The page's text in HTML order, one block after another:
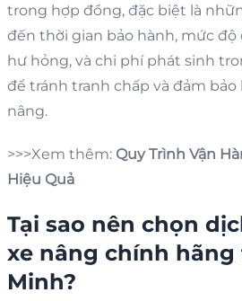
trong hợp đồng, đặc biệt là
đến thời gian bảo hành, mức
hư hỏng, và chi phí phát sinh
để tránh tranh chấp và đảm
nâng.
>>>Xem thêm: Quy Trình Vận
Hiệu Quả
Tại sao nên chọn
xe nâng chính hãng
Minh?